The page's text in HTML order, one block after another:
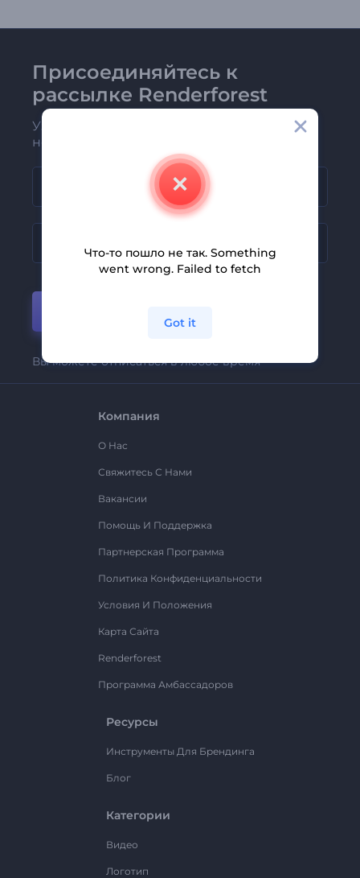
Присоединяйтесь к
рассылке Renderforest
Узнавайте о последних новостях и
новых предложениях первыми
Вы можете отписаться в любое время
Компания
О Нас
Свяжитесь С Нами
Вакансии
Помощь И Поддержка
Партнерская Программа
Политика Конфиденциальности
Условия И Положения
Карта Сайта
Renderforest
Программа Амбассадоров
Ресурсы
Инструменты Для Брендинга
Блог
Категории
Видео
Логотип
Что-то пошло не так. Something
went wrong. Failed to fetch
Got it